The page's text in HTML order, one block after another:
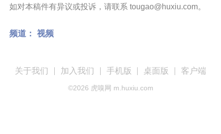
如对本稿件有异议或投诉，请联系 tougao@huxiu.com。
频道： 视频
关于我们 加入我们 手机版 桌面版 客户端
©2026 虎嗅网 m.huxiu.com